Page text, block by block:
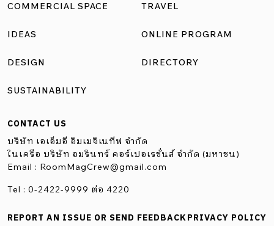
COMMERCIAL SPACE
IDEAS
DESIGN
SUSTAINABILITY
TRAVEL
ONLINE PROGRAM
DIRECTORY
CONTACT US
บริษัท เอเอ็มอี อิมเมจิเนทีฟ จำกัด
ในเครือ บริษัท อมรินทร์ คอร์เปอเรชั่นส์ จำกัด (มหาชน)
Email : RoomMagCrew@gmail.com
Tel : 0-2422-9999 ต่อ 4220
REPORT AN ISSUE OR SEND FEEDBACKPRIVACY POLICY